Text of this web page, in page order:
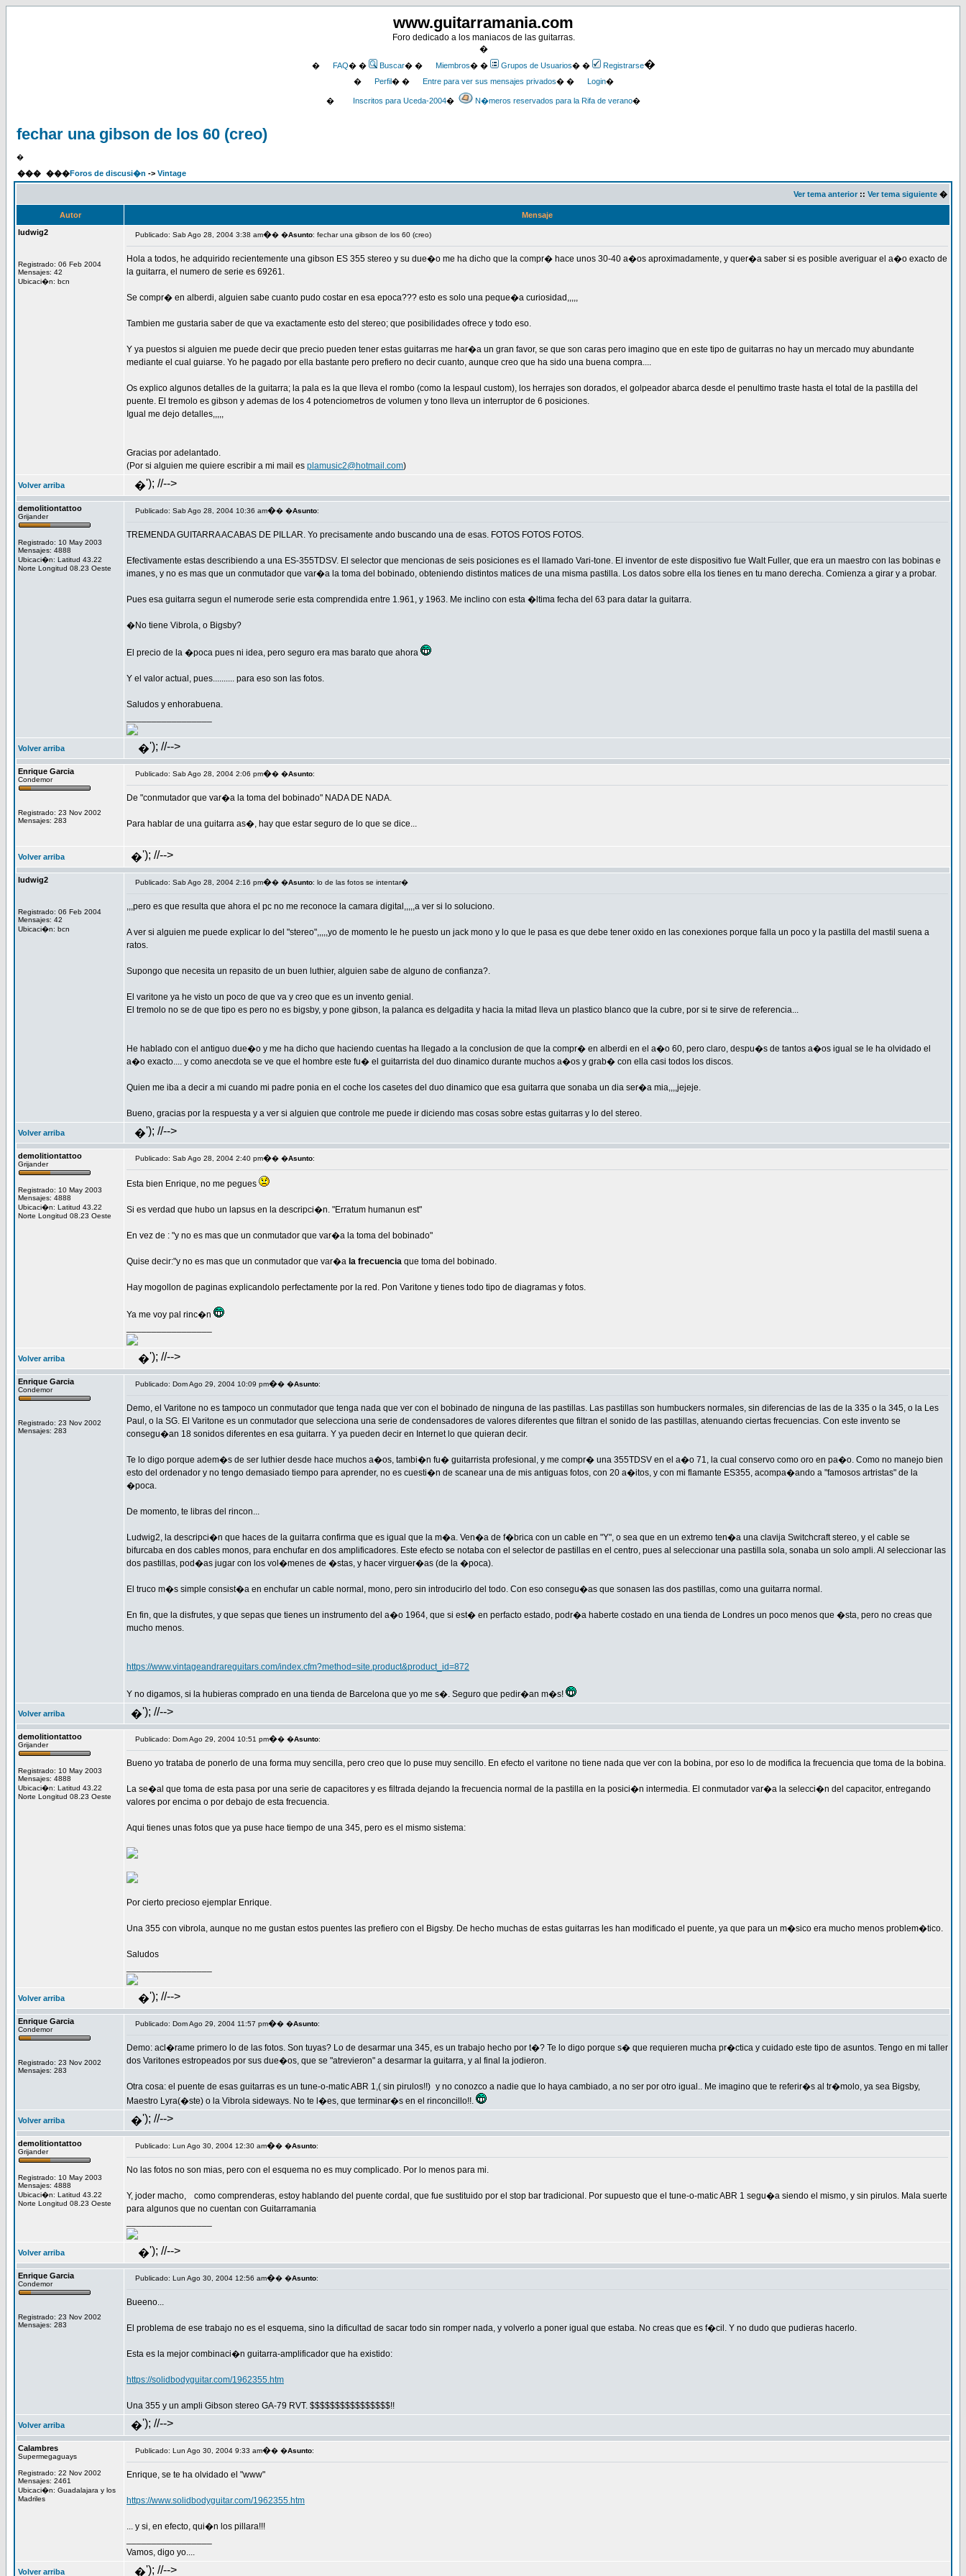
www.guitarramania.com
Foro dedicado a los maniacos de las guitarras.
�
� FAQ� � Buscar� � Miembros� � Grupos de Usuarios� � Registrarse�
� Perfil� � Entre para ver sus mensajes privados� � Login�
� Inscritos para Uceda-2004� N�meros reservados para la Rifa de verano�
fechar una gibson de los 60 (creo)
�
��� ���Foros de discusi�n -> Vintage
Ver tema anterior :: Ver tema siguiente �
Autor
Mensaje
ludwig2
Registrado: 06 Feb 2004
Mensajes: 42
Ubicaci�n: bcn
Publicado: Sab Ago 28, 2004 3:38 am�� �Asunto: fechar una gibson de los 60 (creo)
Hola a todos, he adquirido recientemente una gibson ES 355 stereo y su due�o me ha dicho que la compr� hace unos 30-40 a�os aproximadamente, y quer�a saber si es posible averiguar el a�o exacto de
la guitarra, el numero de serie es 69261.
Se compr� en alberdi, alguien sabe cuanto pudo costar en esa epoca??? esto es solo una peque�a curiosidad,,,,,
Tambien me gustaria saber de que va exactamente esto del stereo; que posibilidades ofrece y todo eso.
Y ya puestos si alguien me puede decir que precio pueden tener estas guitarras me har�a un gran favor, se que son caras pero imagino que en este tipo de guitarras no hay un mercado muy abundante
mediante el cual guiarse. Yo he pagado por ella bastante pero prefiero no decir cuanto, aunque creo que ha sido una buena compra....
Os explico algunos detalles de la guitarra; la pala es la que lleva el rombo (como la lespaul custom), los herrajes son dorados, el golpeador abarca desde el penultimo traste hasta el total de la pastilla del
puente. El tremolo es gibson y ademas de los 4 potenciometros de volumen y tono lleva un interruptor de 6 posiciones.
Igual me dejo detalles,,,,,
Gracias por adelantado.
(Por si alguien me quiere escribir a mi mail es plamusic2@hotmail.com)
Volver arriba �'); //-->
demolitiontattoo
Grijander
Registrado: 10 May 2003
Mensajes: 4888
Ubicaci�n: Latitud 43.22
Norte Longitud 08.23 Oeste
Publicado: Sab Ago 28, 2004 10:36 am�� �Asunto:
TREMENDA GUITARRA ACABAS DE PILLAR. Yo precisamente ando buscando una de esas. FOTOS FOTOS FOTOS.
Efectivamente estas describiendo a una ES-355TDSV. El selector que mencionas de seis posiciones es el llamado Vari-tone. El inventor de este dispositivo fue Walt Fuller, que era un maestro con las bobinas e
imanes, y no es mas que un conmutador que var�a la toma del bobinado, obteniendo distintos matices de una misma pastilla. Los datos sobre ella los tienes en tu mano derecha. Comienza a girar y a probar.
Pues esa guitarra segun el numerode serie esta comprendida entre 1.961, y 1963. Me inclino con esta �ltima fecha del 63 para datar la guitarra.
�No tiene Vibrola, o Bigsby?
El precio de la �poca pues ni idea, pero seguro era mas barato que ahora
Y el valor actual, pues.......... para eso son las fotos.
Saludos y enhorabuena.
Volver arriba �'); //-->
Enrique Garcia
Condemor
Registrado: 23 Nov 2002
Mensajes: 283
Publicado: Sab Ago 28, 2004 2:06 pm�� �Asunto:
De "conmutador que var�a la toma del bobinado" NADA DE NADA.
Para hablar de una guitarra as�, hay que estar seguro de lo que se dice...
Volver arriba �'); //-->
ludwig2
Registrado: 06 Feb 2004
Mensajes: 42
Ubicaci�n: bcn
Publicado: Sab Ago 28, 2004 2:16 pm�� �Asunto: lo de las fotos se intentar�
,,,pero es que resulta que ahora el pc no me reconoce la camara digital,,,,,a ver si lo soluciono.
A ver si alguien me puede explicar lo del "stereo",,,,,yo de momento le he puesto un jack mono y lo que le pasa es que debe tener oxido en las conexiones porque falla un poco y la pastilla del mastil suena a
ratos.
Supongo que necesita un repasito de un buen luthier, alguien sabe de alguno de confianza?.
El varitone ya he visto un poco de que va y creo que es un invento genial.
El tremolo no se de que tipo es pero no es bigsby, y pone gibson, la palanca es delgadita y hacia la mitad lleva un plastico blanco que la cubre, por si te sirve de referencia...
He hablado con el antiguo due�o y me ha dicho que haciendo cuentas ha llegado a la conclusion de que la compr� en alberdi en el a�o 60, pero claro, despu�s de tantos a�os igual se le ha olvidado el
a�o exacto.... y como anecdota se ve que el hombre este fu� el guitarrista del duo dinamico durante muchos a�os y grab� con ella casi todos los discos.
Quien me iba a decir a mi cuando mi padre ponia en el coche los casetes del duo dinamico que esa guitarra que sonaba un dia ser�a mia,,,,jejeje.
Bueno, gracias por la respuesta y a ver si alguien que controle me puede ir diciendo mas cosas sobre estas guitarras y lo del stereo.
Volver arriba �'); //-->
demolitiontattoo
Grijander
Registrado: 10 May 2003
Mensajes: 4888
Ubicaci�n: Latitud 43.22
Norte Longitud 08.23 Oeste
Publicado: Sab Ago 28, 2004 2:40 pm�� �Asunto:
Esta bien Enrique, no me pegues
Si es verdad que hubo un lapsus en la descripci�n. "Erratum humanun est"
En vez de : "y no es mas que un conmutador que var�a la toma del bobinado"
Quise decir:"y no es mas que un conmutador que var�a la frecuencia que toma del bobinado.
Hay mogollon de paginas explicandolo perfectamente por la red. Pon Varitone y tienes todo tipo de diagramas y fotos.
Ya me voy pal rinc�n
Volver arriba �'); //-->
Enrique Garcia
Condemor
Registrado: 23 Nov 2002
Mensajes: 283
Publicado: Dom Ago 29, 2004 10:09 pm�� �Asunto:
Demo, el Varitone no es tampoco un conmutador que tenga nada que ver con el bobinado de ninguna de las pastillas. Las pastillas son humbuckers normales, sin diferencias de las de la 335 o la 345, o la Les
Paul, o la SG. El Varitone es un conmutador que selecciona una serie de condensadores de valores diferentes que filtran el sonido de las pastillas, atenuando ciertas frecuencias. Con este invento se
consegu�an 18 sonidos diferentes en esa guitarra. Y ya pueden decir en Internet lo que quieran decir.
Te lo digo porque adem�s de ser luthier desde hace muchos a�os, tambi�n fu� guitarrista profesional, y me compr� una 355TDSV en el a�o 71, la cual conservo como oro en pa�o. Como no manejo bien
esto del ordenador y no tengo demasiado tiempo para aprender, no es cuesti�n de scanear una de mis antiguas fotos, con 20 a�itos, y con mi flamante ES355, acompa�ando a "famosos artristas" de la
�poca.
De momento, te libras del rincon...
Ludwig2, la descripci�n que haces de la guitarra confirma que es igual que la m�a. Ven�a de f�brica con un cable en "Y", o sea que en un extremo ten�a una clavija Switchcraft stereo, y el cable se
bifurcaba en dos cables monos, para enchufar en dos amplificadores. Este efecto se notaba con el selector de pastillas en el centro, pues al seleccionar una pastilla sola, sonaba un solo ampli. Al seleccionar las
dos pastillas, pod�as jugar con los vol�menes de �stas, y hacer virguer�as (de la �poca).
El truco m�s simple consist�a en enchufar un cable normal, mono, pero sin introducirlo del todo. Con eso consegu�as que sonasen las dos pastillas, como una guitarra normal.
En fin, que la disfrutes, y que sepas que tienes un instrumento del a�o 1964, que si est� en perfacto estado, podr�a haberte costado en una tienda de Londres un poco menos que �sta, pero no creas que
mucho menos.
https://www.vintageandrareguitars.com/index.cfm?method=site.product&product_id=872
Y no digamos, si la hubieras comprado en una tienda de Barcelona que yo me s�. Seguro que pedir�an m�s!
Volver arriba �'); //-->
demolitiontattoo
Grijander
Registrado: 10 May 2003
Mensajes: 4888
Ubicaci�n: Latitud 43.22
Norte Longitud 08.23 Oeste
Publicado: Dom Ago 29, 2004 10:51 pm�� �Asunto:
Bueno yo trataba de ponerlo de una forma muy sencilla, pero creo que lo puse muy sencillo. En efecto el varitone no tiene nada que ver con la bobina, por eso lo de modifica la frecuencia que toma de la bobina.
La se�al que toma de esta pasa por una serie de capacitores y es filtrada dejando la frecuencia normal de la pastilla en la posici�n intermedia. El conmutador var�a la selecci�n del capacitor, entregando
valores por encima o por debajo de esta frecuencia.
Aqui tienes unas fotos que ya puse hace tiempo de una 345, pero es el mismo sistema:
Por cierto precioso ejemplar Enrique.
Una 355 con vibrola, aunque no me gustan estos puentes las prefiero con el Bigsby. De hecho muchas de estas guitarras les han modificado el puente, ya que para un m�sico era mucho menos problem�tico.
Saludos
Volver arriba �'); //-->
Enrique Garcia
Condemor
Registrado: 23 Nov 2002
Mensajes: 283
Publicado: Dom Ago 29, 2004 11:57 pm�� �Asunto:
Demo: acl�rame primero lo de las fotos. Son tuyas? Lo de desarmar una 345, es un trabajo hecho por t�? Te lo digo porque s� que requieren mucha pr�ctica y cuidado este tipo de asuntos. Tengo en mi taller
dos Varitones estropeados por sus due�os, que se "atrevieron" a desarmar la guitarra, y al final la jodieron.
Otra cosa: el puente de esas guitarras es un tune-o-matic ABR 1,( sin pirulos!!) y no conozco a nadie que lo haya cambiado, a no ser por otro igual.. Me imagino que te referir�s al tr�molo, ya sea Bigsby,
Maestro Lyra(�ste) o la Vibrola sideways. No te l�es, que terminar�s en el rinconcillo!!.
Volver arriba �'); //-->
demolitiontattoo
Grijander
Registrado: 10 May 2003
Mensajes: 4888
Ubicaci�n: Latitud 43.22
Norte Longitud 08.23 Oeste
Publicado: Lun Ago 30, 2004 12:30 am�� �Asunto:
No las fotos no son mias, pero con el esquema no es muy complicado. Por lo menos para mi.
Y, joder macho,
como comprenderas, estoy hablando del puente cordal, que fue sustituido por el stop bar tradicional. Por supuesto que el tune-o-matic ABR 1 segu�a siendo el mismo, y sin pirulos. Mala suerte
para algunos que no cuentan con Guitarramania
Volver arriba �'); //-->
Enrique Garcia
Condemor
Registrado: 23 Nov 2002
Mensajes: 283
Publicado: Lun Ago 30, 2004 12:56 am�� �Asunto:
Bueeno...
El problema de ese trabajo no es el esquema, sino la dificultad de sacar todo sin romper nada, y volverlo a poner igual que estaba. No creas que es f�cil. Y no dudo que pudieras hacerlo.
Esta es la mejor combinaci�n guitarra-amplificador que ha existido:
https://solidbodyguitar.com/1962355.htm
Una 355 y un ampli Gibson stereo GA-79 RVT. $$$$$$$$$$$$$$$$!!
Volver arriba �'); //-->
Calambres
Supermegaguays
Registrado: 22 Nov 2002
Mensajes: 2461
Ubicaci�n: Guadalajara y los
Madriles
Publicado: Lun Ago 30, 2004 9:33 am�� �Asunto:
Enrique, se te ha olvidado el "www"
https://www.solidbodyguitar.com/1962355.htm
... y si, en efecto, qui�n los pillara!!!
Vamos, digo yo....
Volver arriba �'); //-->